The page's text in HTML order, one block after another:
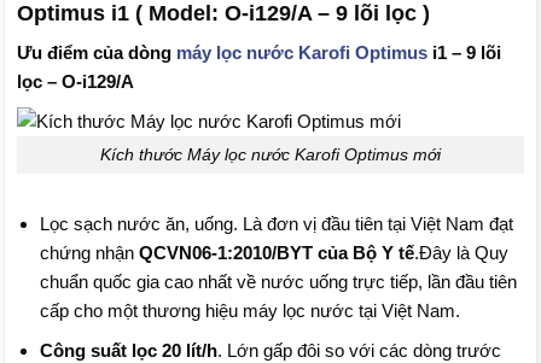
Optimus i1 ( Model: O-i129/A – 9 lõi lọc )
Ưu điểm của dòng máy lọc nước Karofi Optimusi1 – 9 lõi
lọc – O-i129/A
Kích thước Máy lọc nước Karofi Optimus mới
Lọc sạch nước ăn, uống. Là đơn vị đầu tiên tại Việt Nam đạt
chứng nhậnQCVN06-1:2010/BYT của Bộ Y tế.Đây là Quy
chuẩn quốc gia cao nhất về nước uống trực tiếp, lần đầu tiên
cấp cho một thương hiệu máy lọc nước tại Việt Nam.
Công suất lọc 20 lít/h. Lớn gấp đôi so với các dòng trước